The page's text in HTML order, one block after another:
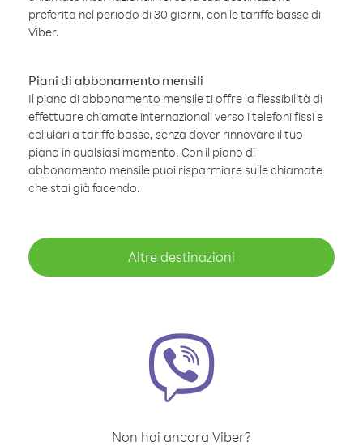
preferita nel periodo di 30 giorni, con le tariffe basse di
Viber.
Piani di abbonamento mensili
Il piano di abbonamento mensile ti offre la flessibilità di
effettuare chiamate internazionali verso i telefoni fissi e
cellulari a tariffe basse, senza dover rinnovare il tuo
piano in qualsiasi momento. Con il piano di
abbonamento mensile puoi risparmiare sulle chiamate
che stai già facendo.
Altre destinazioni
Non hai ancora Viber?